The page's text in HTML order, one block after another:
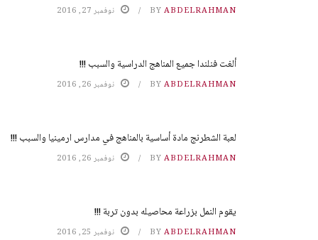
BY ABDELRAHMAN نوفمبر 27, 2016
ألغت فنلندا جميع المناهج الدراسية والسبب !!!
BY ABDELRAHMAN نوفمبر 26, 2016
لعبة الشطرنج مادة أساسية بالمناهج في مدارس ارمينيا والسبب !!!
BY ABDELRAHMAN نوفمبر 26, 2016
يقوم النمل بزراعة محاصيله بدون تربة !!!
BY ABDELRAHMAN نوفمبر 25, 2016